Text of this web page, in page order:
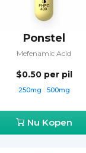
Ponstel
Mefenamic Acid
$0.50 per pil
250mg 500mg
Nu Kopen